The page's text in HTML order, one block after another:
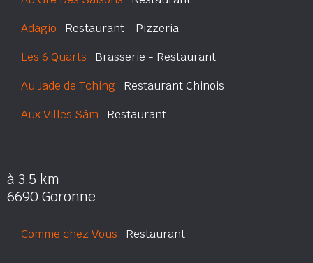
Adagio Restaurant - Pizzeria
Les 6 Quarts Brasserie - Restaurant
Au Jade de Tching Restaurant Chinois
Aux Villes Sâm Restaurant
à 3.5 km
6690 Goronne
Comme chez Vous Restaurant